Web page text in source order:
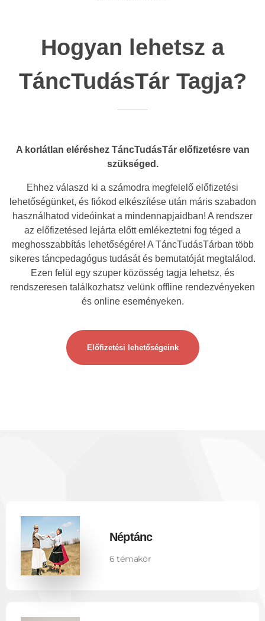
Hogyan lehetsz a
TáncTudásTár Tagja?
A korlátlan eléréshez TáncTudásTár előfizetésre van
szükséged.
Ehhez válaszd ki a számodra megfelelő előfizetési
lehetőségünket, és fiókod elkészítése után máris szabadon
használhatod videóinkat a mindennapjaidban! A rendszer
az előfizetésed lejárta előtt emlékeztetni fog téged a
meghosszabbítás lehetőségére! A TáncTudásTárban több
sikeres táncpedagógus tudását és bemutatóját megtalálod.
Ezen felül egy szuper közösség tagja lehetsz, és
rendszeresen találkozhatsz velünk offline rendezvényeken
és online eseményeken.
Előfizetési lehetőségeink
Néptánc
6 témakör